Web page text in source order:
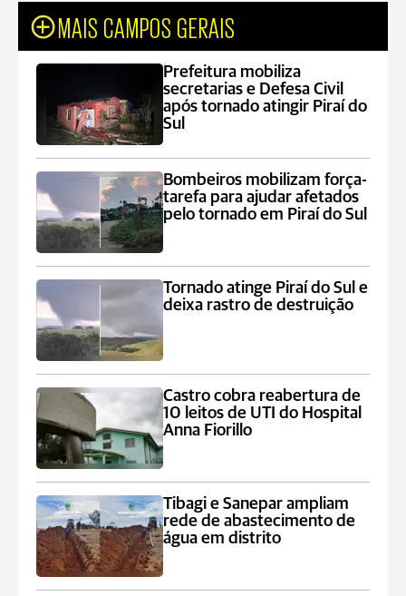
MAIS CAMPOS GERAIS
Prefeitura mobiliza
secretarias e Defesa Civil
após tornado atingir Piraí do
Sul
Bombeiros mobilizam força-
tarefa para ajudar afetados
pelo tornado em Piraí do Sul
Tornado atinge Piraí do Sul e
deixa rastro de destruição
Castro cobra reabertura de
10 leitos de UTI do Hospital
Anna Fiorillo
Tibagi e Sanepar ampliam
rede de abastecimento de
água em distrito